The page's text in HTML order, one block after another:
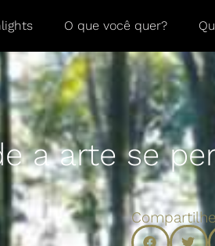
O que você quer?
a arte se
Compartilhe